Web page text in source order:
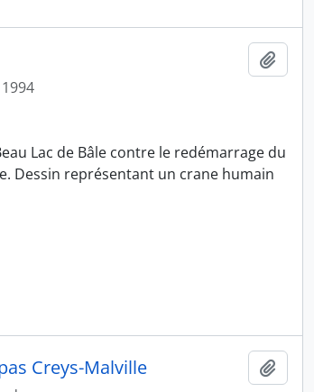
1994
Lac de Bâle contre le redémarrage du
Dessin représentant un crane humain
Creys-Malville